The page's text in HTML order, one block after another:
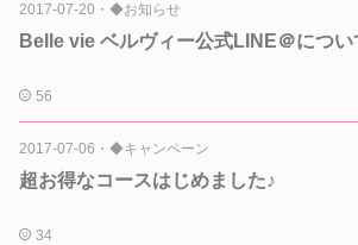
2017-07-20 ・ ◆お知らせ
Belle vie ベルヴィー公式LINE＠につい
56
2017-07-06 ・ ◆キャンペーン
超お得なコースはじめました♪
34